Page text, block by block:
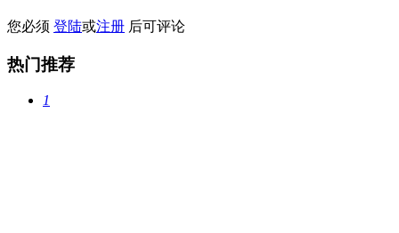
您必须 登陆或注册 后可评论
热门推荐
1